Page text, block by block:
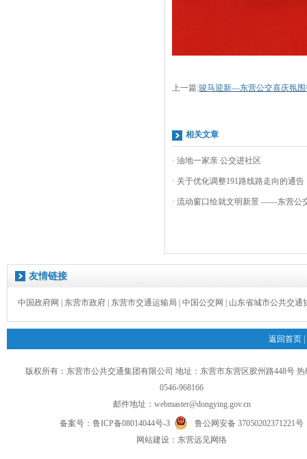
上一篇:骏马迎新—东营公交喜庆氛围
相关文章
· 油地一家亲 公交进社区
· 关于优化调整191路线路走向的通告
· 流动窗口绘就文明新景 ——东营公
友情链接
中国政府网 东营市政府 东营市交通运输局 中国公交网 山东省城市公共交通
返回首页
版权所有：东营市公共交通集团有限公司 地址：东营市东营区胶州路448号
0546-968166
邮件地址： webmaster@dongying.gov.cn
备案号： 鲁ICP备08014044号-3
鲁公网安备 37050202371221号
网站建设： 东营远见网络